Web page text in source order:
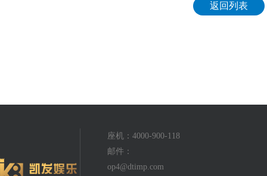
返回列表
座机：4000-900-118
邮件：
op4@dtimp.com